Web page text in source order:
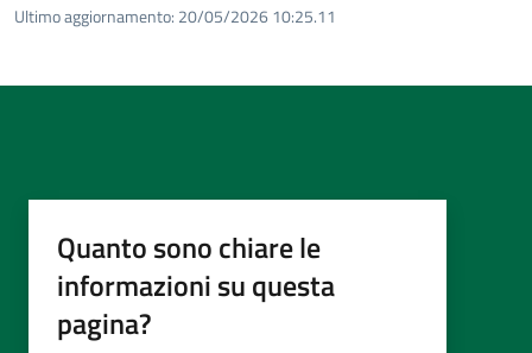
Ultimo aggiornamento: 20/05/2026 10:25.11
Quanto sono chiare le
informazioni su questa
pagina?